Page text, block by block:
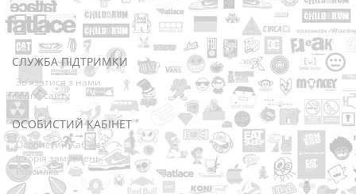
СЛУЖБА ПІДТРИМКИ
Зв’язатися з нами
Мапа сайту
ОСОБИСТИЙ КАБІНЕТ
Особистий Кабінет
Історія замовлень
Розсилка